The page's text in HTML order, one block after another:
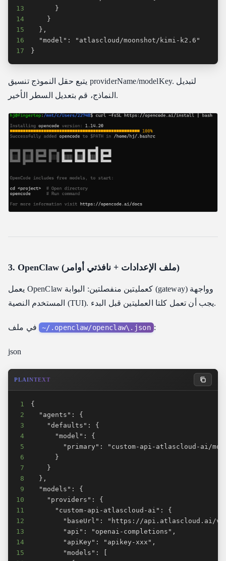
13
14
15
16
17
}
يتبع حقل النموذج تنسيق providerName/modelKey. لتبديل
النماذج، قم بتعديل السطر الأخير.
3. OpenClaw (ملف الإعدادات + نافذتي أوامر)
يعمل OpenClaw كعمليتين منفصلتين: البوابة (gateway) وواجهة
المستخدم النصية (TUI). يجب أن تعمل كلتا العمليتين قبل البدء.
في ملف ~/.openclaw/openclaw\.json :
json
PLAINTEXT
1
2
3
4
5
6
7
8
9
10
11
12
13
14
15